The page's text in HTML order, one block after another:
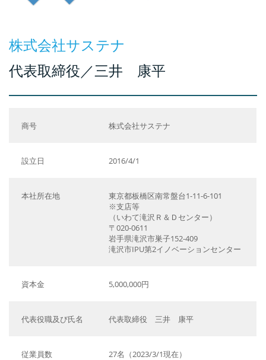
株式会社サステナ
代表取締役／三井 康平
商号 株式会社サステナ
設立日 2016/4/1
本社所在地
東京都板橋区南常盤台1-11-6-101
※支店等
（いわて滝沢Ｒ＆Ｄセンター）
〒020-0611
岩手県滝沢市巣子152-409
滝沢市IPU第2イノベーションセンター
資本金 5,000,000円
代表役職及び氏名 代表取締役 三井 康平
従業員数 27名（2023/3/1現在）